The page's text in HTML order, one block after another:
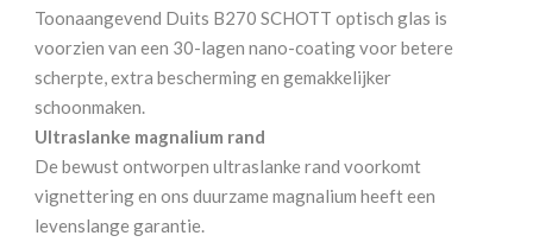
Toonaangevend Duits B270 SCHOTT optisch glas is
voorzien van een 30-lagen nano-coating voor betere
scherpte, extra bescherming en gemakkelijker
schoonmaken.
Ultraslanke magnalium rand
De bewust ontworpen ultraslanke rand voorkomt
vignettering en ons duurzame magnalium heeft een
levenslange garantie.